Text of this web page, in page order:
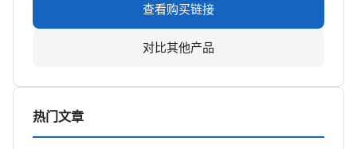
查看购买链接
对比其他产品
热门文章